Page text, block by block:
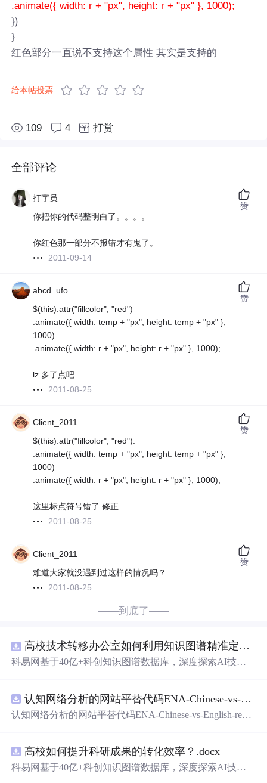
.animate({ width: r + "px", height: r + "px" }, 1000);
})
}
红色部分一直说不支持这个属性 其实是支持的
给本帖投票
109 4 打赏
全部评论
打字员
你把你的代码整明白了。。。。
你红色那一部分不报错才有鬼了。
2011-09-14
赞
abcd_ufo
$(this).attr("fillcolor", "red")
.animate({ width: temp + "px", height: temp + "px" },
1000)
.animate({ width: r + "px", height: r + "px" }, 1000);
lz 多了点吧
2011-08-25
赞
Client_2011
$(this).attr("fillcolor", "red").
.animate({ width: temp + "px", height: temp + "px" },
1000)
.animate({ width: r + "px", height: r + "px" }, 1000);
这里标点符号错了 修正
2011-08-25
赞
Client_2011
难道大家就没遇到过这样的情况吗？
2011-08-25
赞
——到底了——
高校技术转移办公室如何利用知识图谱精准定位产业需求与技术适配点？.docx
科易网基于40亿+科创知识图谱数据库，深度探索AI技术
新领域的AI+数智化解决方案，推动科技创新与产业创新
智能化发展。
认知网络分析的网站平替代码ENA-Chinese-vs-English-reproducible.zip
认知网络分析的网站平替代码ENA-Chinese-vs-English-repro
高校如何提升科研成果的转化效率？.docx
科易网基于40亿+科创知识图谱数据库，深度探索AI技术